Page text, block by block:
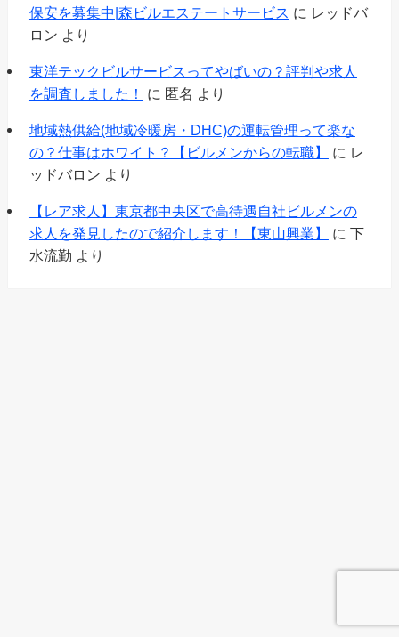
保安を募集中|森ビルエステートサービス に レッドバ
ロン より
東洋テックビルサービスってやばいの？評判や求人
を調査しました！
に 匿名 より
地域熱供給(地域冷暖房・DHC)の運転管理って楽な
の？仕事はホワイト？【ビルメンからの転職】
に レ
ッドバロン より
【レア求人】東京都中央区で高待遇自社ビルメンの
求人を発見したので紹介します！【東山興業】
に 下
水流勤 より